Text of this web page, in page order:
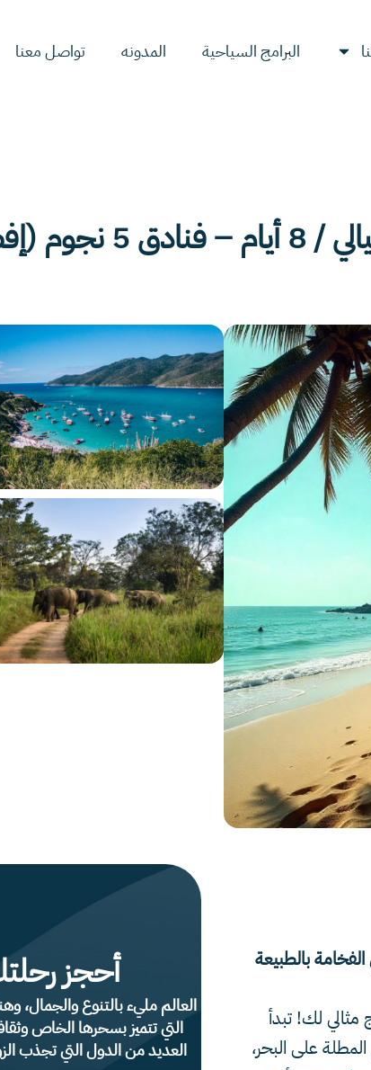
البرامج السياحية المدونه تواصل معنا
بالطبيعة
مثالي لك! تبدأ
على البحر،
أحجز
العالم مليء بالتنوع والجمال،
التي تتميز بسحرها الخاص
العديد من الدول التي تجذب